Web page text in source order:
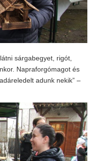
sárgabegyet, rigót,
Napraforgómagot és
adunk nekik” –